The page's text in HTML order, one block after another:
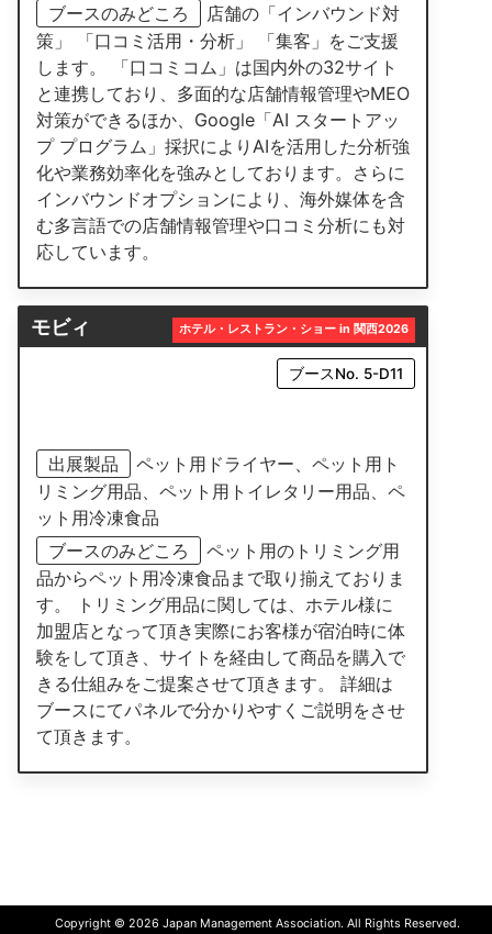
ブースのみどころ
店舗の「インバウンド対
策」 「口コミ活用・分析」 「集客」をご支援
します。 「口コミコム」は国内外の32サイト
と連携しており、多面的な店舗情報管理やMEO
対策ができるほか、Google「AI スタートアッ
プ プログラム」採択によりAIを活用した分析強
化や業務効率化を強みとしております。さらに
インバウンドオプションにより、海外媒体を含
む多言語での店舗情報管理や口コミ分析にも対
応しています。
モビィ ホテル・レストラン・ショー in 関西2026
ブースNo. 5-D11
出展製品
ペット用ドライヤー、ペット用ト
リミング用品、ペット用トイレタリー用品、ペ
ット用冷凍食品
ブースのみどころ
ペット用のトリミング用
品からペット用冷凍食品まで取り揃えておりま
す。 トリミング用品に関しては、ホテル様に
加盟店となって頂き実際にお客様が宿泊時に体
験をして頂き、サイトを経由して商品を購入で
きる仕組みをご提案させて頂きます。 詳細は
ブースにてパネルで分かりやすくご説明をさせ
て頂きます。
Copyright © 2026 Japan Management Association. All Rights Reserved.